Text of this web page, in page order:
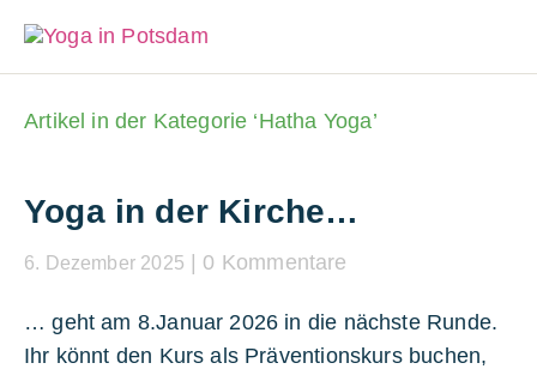
Artikel in der Kategorie ‘Hatha Yoga’
Yoga in der Kirche…
6. Dezember 2025 0 Kommentare
… geht am 8.Januar 2026 in die nächste Runde.
Ihr könnt den Kurs als Präventionskurs buchen,